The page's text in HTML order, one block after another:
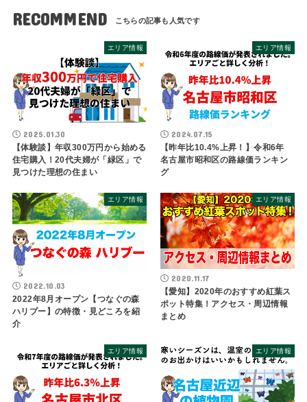
RECOMMEND
エリア情報
2025.01.30
【体験談】年収300万円から始める
住宅購入！20代夫婦が「緑区」で
見つけた理想の住まい
エリア情報
2024.07.15
【昨年比10.4%上昇！】令和6年
名古屋市昭和区の路線価ランキン
グ
エリア情報
2022.10.03
2022年8月オープン【つなぐの森
ハリプー】の特徴・見どころを紹
介
エリア情報
2020.11.17
【愛知】2020年のおすすめ紅葉ス
ポット特集！アクセス・周辺情報
まとめ
エリア情報 エリア情報